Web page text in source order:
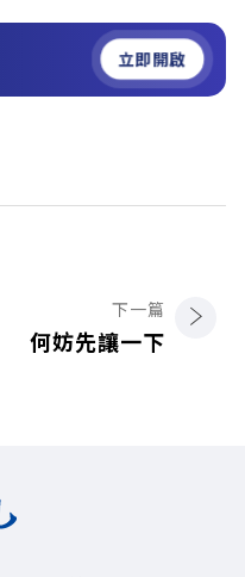
立即開啟
下一篇
何妨先讓一下